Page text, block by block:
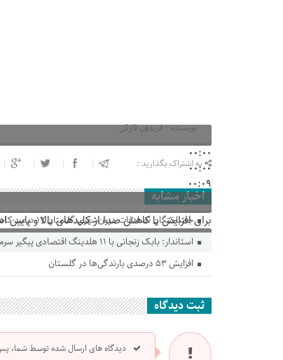
00:00
00:00
00:09
برای افزایش یا کاهش صدا از کلیدهای بالا و پایین
نویسنده : فریدون قارئی
به اشتراک بگذارید :
اخبار مشابه
جانباختگان تصادفات درون‌شهری گلستان ۱۷ درصد کاهش یافت
استاندار: بابک زنجانی با ۱۱ هلدینگ اقتصادی پیگیر سرمایه‌گذاری در گلستان است
افزایش ۵۳ درصدی بارندگی‌ها در گلستان
ثبت دیدگاه
دیدگاه های ارسال شده توسط شما،